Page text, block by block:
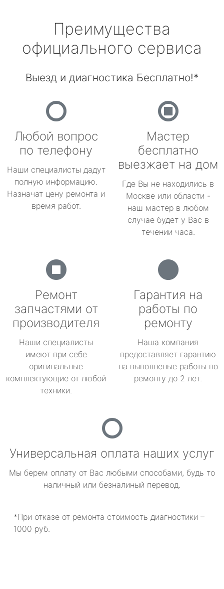
Преимущества
официального сервиса
Выезд и диагностика Бесплатно!*
Любой вопрос
по телефону
Наши специалисты дадут
полную информацию.
Назначат цену ремонта и
время работ.
Мастер
бесплатно
выезжает на дом
Где Вы не находились в
Москве или области -
наш мастер в любом
случае будет у Вас в
течении часа.
Ремонт
запчастями от
производителя
Наши специалисты
имеют при себе
оригинальные
комплектующие от любой
техники.
Гарантия на
работы по
ремонту
Наша компания
предоставляет гарантию
на выполненые работы по
ремонту до 2 лет.
Универсальная оплата наших услуг
Мы берем оплату от Вас любыми способами, будь то
наличный или безналиный перевод.
*При отказе от ремонта стоимость диагностики –
1000 руб.